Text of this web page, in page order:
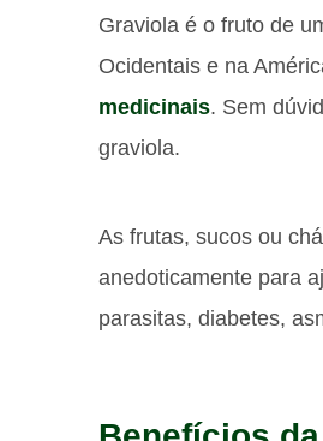
Graviola é o fruto de
Ocidentais e na
medicinais. Sem
graviola.
As frutas, sucos ou
anedoticamente para
parasitas, diabetes,